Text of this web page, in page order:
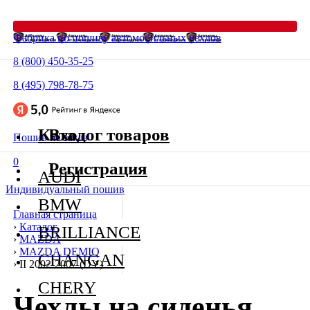
Фабрика по пошиву автомобильных чехлов
8 (800) 450-35-25
8 (495) 798-78-75
Пошив на заказ
0
Индивидуальный пошив
Главная страница
› Каталог
› MAZDA
› MAZDA DEMIO
› II 2002-2007 (DY)
Каталог товаров
AUDI
BMW
BRILLIANCE
CHANGAN
CHERY
Вход
Регистрация